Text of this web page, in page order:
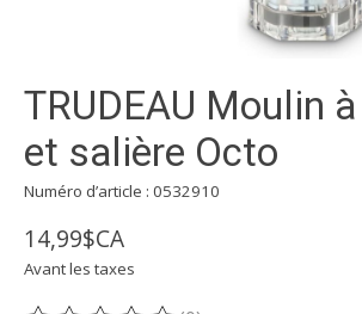
TRUDEAU Moulin
et salière Octo
Numéro d’article : 0532910
14,99$CA
Avant les taxes